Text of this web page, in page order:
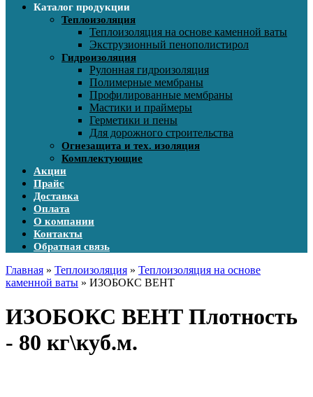
Каталог продукции
Теплоизоляция
Теплоизоляция на основе каменной ваты
Экструзионный пенополистирол
Гидроизоляция
Рулонная гидроизоляция
Полимерные мембраны
Профилированные мембраны
Мастики и праймеры
Герметики и пены
Для дорожного строительства
Огнезащита и тех. изоляция
Комплектующие
Акции
Прайс
Доставка
Оплата
О компании
Контакты
Обратная связь
Главная » Теплоизоляция » Теплоизоляция на основе
каменной ваты » ИЗОБОКС ВЕНТ
ИЗОБОКС ВЕНТ Плотность
- 80 кг\куб.м.